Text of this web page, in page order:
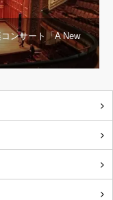
ンサート「A New